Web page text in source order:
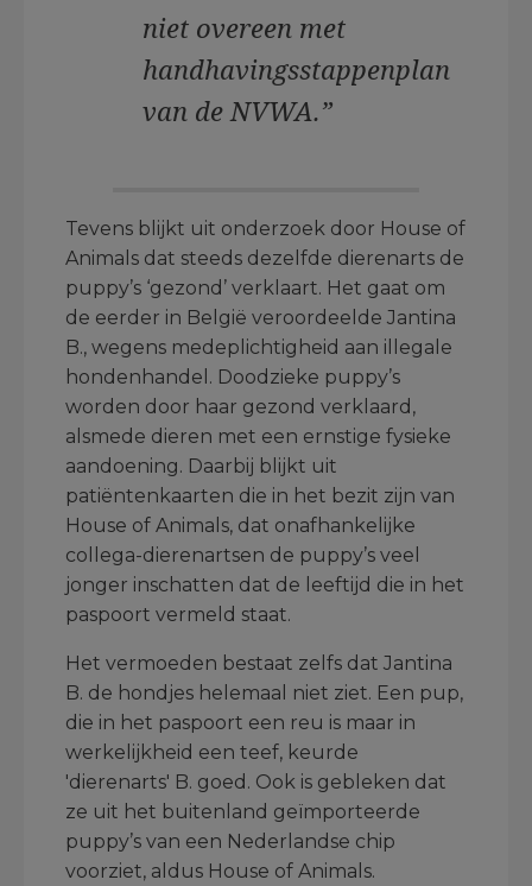
niet overeen met
handhavingsstappenplan
van de NVWA.”
Tevens blijkt uit onderzoek door House of
Animals dat steeds dezelfde dierenarts de
puppy’s ‘gezond’ verklaart. Het gaat om
de eerder in België veroordeelde Jantina
B., wegens medeplichtigheid aan illegale
hondenhandel. Doodzieke puppy’s
worden door haar gezond verklaard,
alsmede dieren met een ernstige fysieke
aandoening. Daarbij blijkt uit
patiëntenkaarten die in het bezit zijn van
House of Animals, dat onafhankelijke
collega-dierenartsen de puppy’s veel
jonger inschatten dat de leeftijd die in het
paspoort vermeld staat.
Het vermoeden bestaat zelfs dat Jantina
B. de hondjes helemaal niet ziet. Een pup,
die in het paspoort een reu is maar in
werkelijkheid een teef, keurde
'dierenarts' B. goed. Ook is gebleken dat
ze uit het buitenland geïmporteerde
puppy’s van een Nederlandse chip
voorziet, aldus House of Animals.